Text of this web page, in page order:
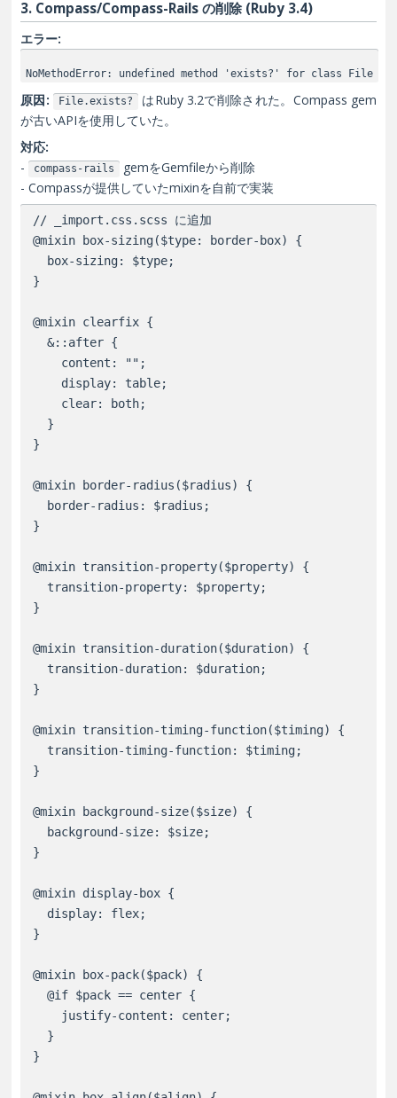
3. Compass/Compass-Rails の削除 (Ruby 3.4)
エラー:
NoMethodError: undefined method 'exists?' for class File
原因: File.exists?
はRuby 3.2で削除された。Compass gem
が古いAPIを使用していた。
対応:
-
compass-rails
gemをGemfileから削除
- Compassが提供していたmixinを自前で実装
// _import.css.scss に追加
@mixin box-sizing($type: border-box) {
  box-sizing: $type;
}
@mixin clearfix {
  &::after {
    content: "";
    display: table;
    clear: both;
  }
}
@mixin border-radius($radius) {
  border-radius: $radius;
}
@mixin transition-property($property) {
  transition-property: $property;
}
@mixin transition-duration($duration) {
  transition-duration: $duration;
}
@mixin transition-timing-function($timing) {
  transition-timing-function: $timing;
}
@mixin background-size($size) {
  background-size: $size;
}
@mixin display-box {
  display: flex;
}
@mixin box-pack($pack) {
  @if $pack == center {
    justify-content: center;
  }
}